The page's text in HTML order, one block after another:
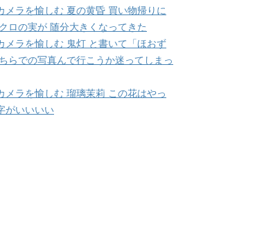
メラを愉しむ 夏の黄昏 買い物帰りに
ロの実が 随分大きくなってきた
メラを愉しむ 鬼灯 と書いて「ほおず
らでの写真んで行こうか迷ってしまっ
メラを愉しむ 瑠璃茉莉 この花はやっ
がいいいい